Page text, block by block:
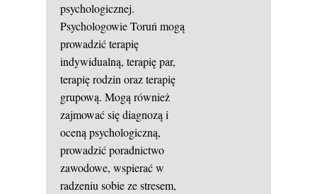
psychologicznej.
Psychologowie Toruń mogą
prowadzić terapię
indywidualną, terapię par,
terapię rodzin oraz terapię
grupową. Mogą również
zajmować się diagnozą i
oceną psychologiczną,
prowadzić poradnictwo
zawodowe, wspierać w
radzeniu sobie ze stresem,